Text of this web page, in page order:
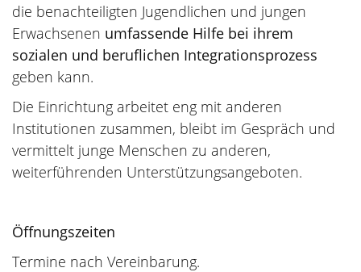
die benachteiligten Jugendlichen und jungen
Erwachsenen umfassende Hilfe bei ihrem
sozialen und beruflichen Integrationsprozess
geben kann.
Die Einrichtung arbeitet eng mit anderen
Institutionen zusammen, bleibt im Gespräch und
vermittelt junge Menschen zu anderen,
weiterführenden Unterstützungsangeboten.
Öffnungszeiten
Termine nach Vereinbarung.